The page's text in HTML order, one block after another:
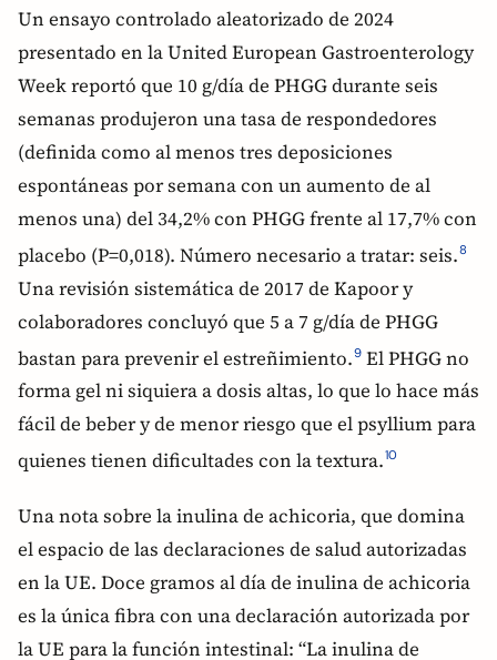
Un ensayo controlado aleatorizado de 2024
presentado en la United European Gastroenterology
Week reportó que 10 g/día de PHGG durante seis
semanas produjeron una tasa de respondedores
(definida como al menos tres deposiciones
espontáneas por semana con un aumento de al
menos una) del 34,2% con PHGG frente al 17,7% con
placebo (P=0,018). Número necesario a tratar: seis.8
Una revisión sistemática de 2017 de Kapoor y
colaboradores concluyó que 5 a 7 g/día de PHGG
bastan para prevenir el estreñimiento.9 El PHGG no
forma gel ni siquiera a dosis altas, lo que lo hace más
fácil de beber y de menor riesgo que el psyllium para
quienes tienen dificultades con la textura.10
Una nota sobre la inulina de achicoria, que domina
el espacio de las declaraciones de salud autorizadas
en la UE. Doce gramos al día de inulina de achicoria
es la única fibra con una declaración autorizada por
la UE para la función intestinal: “La inulina de